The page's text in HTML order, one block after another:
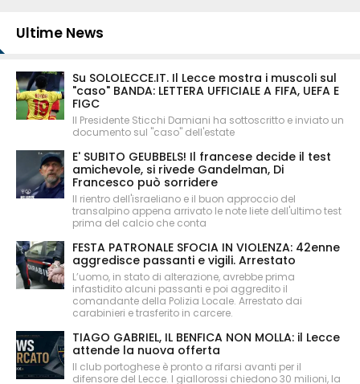
Ultime News
Su SOLOLECCE.IT. Il Lecce mostra i muscoli sul
"caso" BANDA: LETTERA UFFICIALE A FIFA, UEFA E
FIGC
Il Presidente Sticchi Damiani ha sottoscritto e inviato un
documento sul "caso" dell'estate
E' SUBITO GEUBBELS! Il francese decide il test
amichevole, si rivede Gandelman, Di
Francesco può sorridere
Il rientro dell'israeliano e il buon approccio del
transalpino appena arrivato le note liete dell'ultimo test
prima del calcio che conta
FESTA PATRONALE SFOCIA IN VIOLENZA: 42enne
aggredisce passanti e vigili. Arrestato
L’uomo, in stato di alterazione, avrebbe prima
infastidito alcuni passanti e poi aggredito il
comandante della Polizia Locale. Arrestato dai
carabinieri e trasferito in carcere.
TIAGO GABRIEL, IL BENFICA NON MOLLA: il Lecce
attende la nuova offerta
Il club portoghese è pronto a rifarsi avanti per il
difensore del Lecce. I giallorossi chiedono 30 milioni, la